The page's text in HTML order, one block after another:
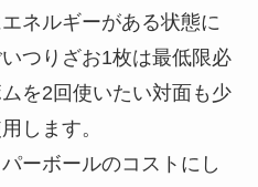
ネルギーがある状態に
つりざお1枚は最低限必
を2回使いたい対面も少
します。
ーボールのコストにし